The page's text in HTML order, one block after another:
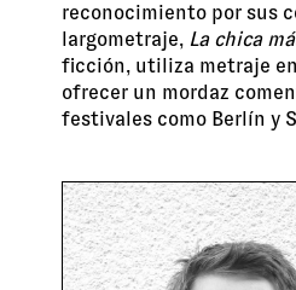
reconocimiento por sus
largometraje, La chica
ficción, utiliza metraje
ofrecer un mordaz
festivales como Berlín y